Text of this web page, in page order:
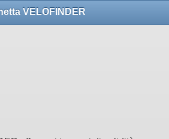
VELOFINDER